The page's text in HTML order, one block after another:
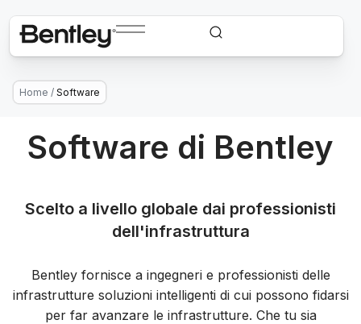
Home / Software
Software di Bentley
Scelto a livello globale dai professionisti
dell'infrastruttura
Bentley fornisce a ingegneri e professionisti delle
infrastrutture soluzioni intelligenti di cui possono fidarsi
per far avanzare le infrastrutture. Che tu sia